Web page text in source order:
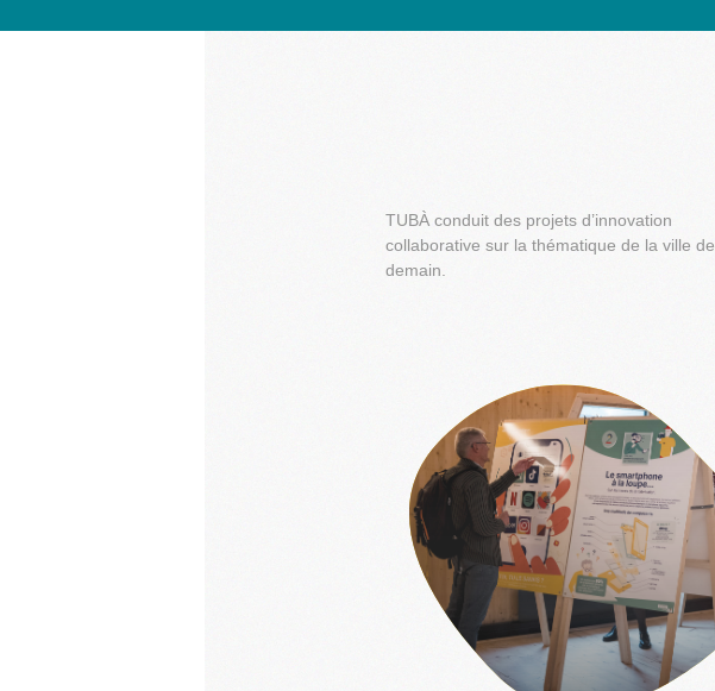
TUBÀ conduit des projets d’innovation
collaborative sur la thématique de la ville de
demain.